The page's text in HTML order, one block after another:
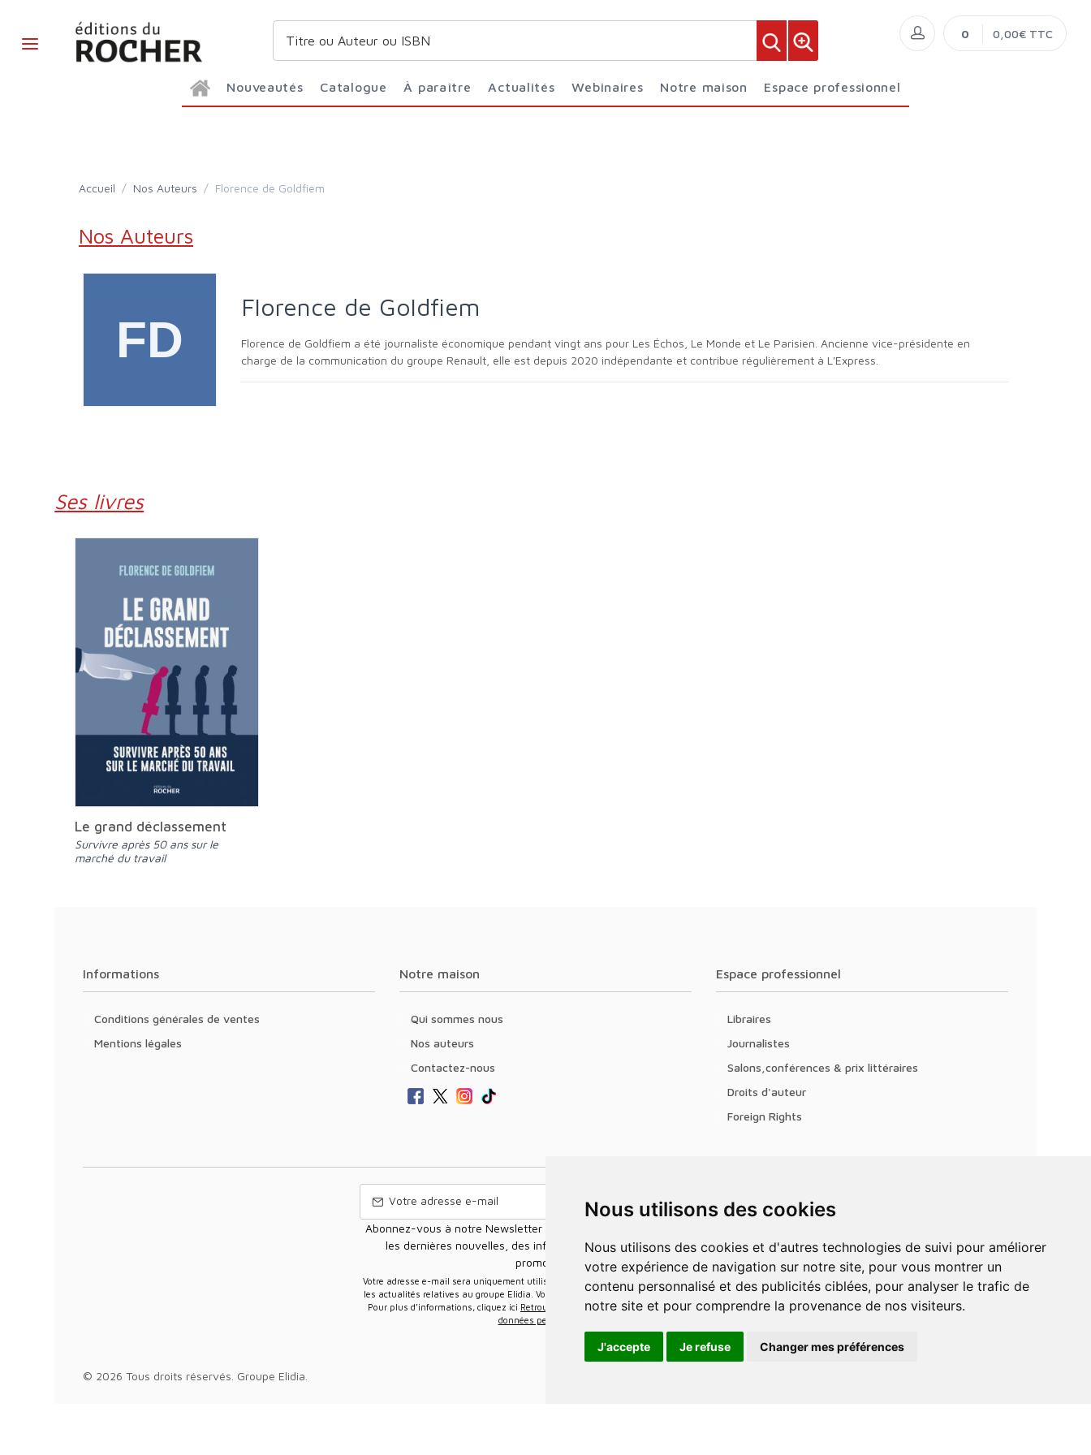
Nous utilisons des cookies
Nous utilisons des cookies et d'autres technologies de suivi pour améliorer
votre expérience de navigation sur notre site, pour vous montrer un
contenu personnalisé et des publicités ciblées, pour analyser le trafic de
notre site et pour comprendre la provenance de nos visiteurs.
J'accepte Je refuse Changer mes préférences
Nouveautés Catalogue À paraître Actualités Webinaires Notre maison Espace professionnel
0 0,00€ TTC
Accueil / Nos Auteurs / Florence de Goldfiem
Nos Auteurs
Florence de Goldfiem
Florence de Goldfiem a été journaliste économique pendant vingt ans pour Les Échos, Le Monde et Le Parisien. Ancienne vice-présidente en
charge de la communication du groupe Renault, elle est depuis 2020 indépendante et contribue régulièrement à L'Express.
Ses livres
Le grand déclassement
Survivre après 50 ans sur le
marché du travail
Informations
Conditions générales de ventes
Mentions légales
Notre maison
Qui sommes nous
Nos auteurs
Contactez-nous
Espace professionnel
Libraires
Journalistes
Salons,conférences & prix littéraires
Droits d'auteur
Foreign Rights
Abonnez-vous à notre Newsletter pour recevoir nos nouvelles offres,
les dernières nouvelles, des informations sur les ventes et les
promotions.
Votre adresse e-mail sera uniquement utilisée pour vous envoyer des informations sur
les actualités relatives au groupe Elidia. Vous pouvez vous désinscrire à tout moment.
Pour plus d’informations, cliquez ici Retrouvez ici notre politique de protection de vos
données personnelles
© 2026 Tous droits réservés. Groupe Elidia